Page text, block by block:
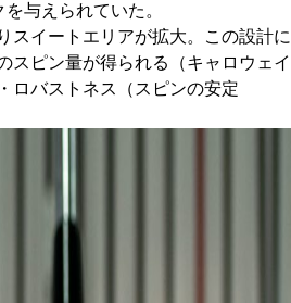
与えられていた。
スイートエリアが拡大。この設計に
スピン量が得られる（キャロウェイ
ロバストネス（スピンの安定